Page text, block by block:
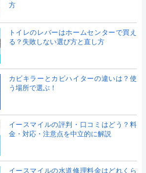
方
トイレのレバーはホームセンターで買え
る？失敗しない選び方と直し方
カビキラーとカビハイターの違いは？使
う場所で選ぶ！
イースマイルの評判・口コミはどう？料
金・対応・注意点を中立的に解説
イースマイルの水道修理料金はどれくら